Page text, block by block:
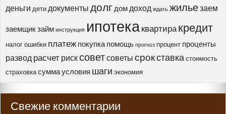
найти
оптимальные
решения”
деньги детидокументы долг домдоход ждать жильезаем
заемщикзайм инструкция ипотекаквартиракредит
налогошибки платеж покупка помощь прогноз процент проценты
развод расчет рисксоветсоветы срокставка стоимость
страховкасуммаусловия шаги экономия
Свежие комментарии